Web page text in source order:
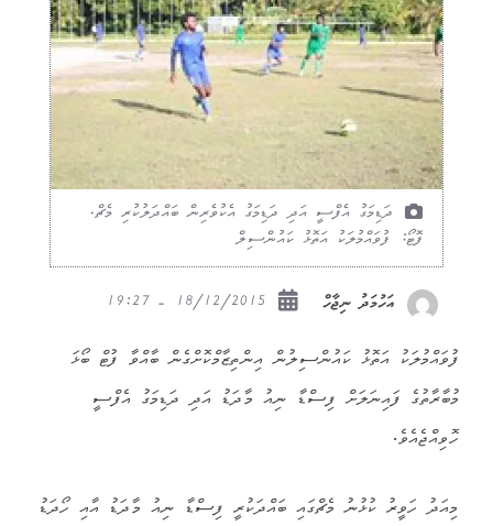
ދަޑިމަގު އެފްސީ އަދި ދަޑިމަގު އެކުވެރިން ބައްދަލުކުރި މެޗް.
ފޮޓޯ: ފުވައްމުލަކު އަތޮޅު ކައުންސިލް
އަހުމަދު ނިޖާހް
ފުވައްމުލަކު އަތޮޅު ކައުންސިލުން އިންތިޒާމްކޮށްގެން ބާއްވާ ފުޓް ބޯޅަ
މުބާރާތުގެ ފައިނަލަށް ފިސްޑާ ނިއު މާދަޑު އަދި ދަޑިމަގު އެފްސީ
ހޮވިއްޖެއެވެ.
މިއަދު ހަވީރު ކުޅުނު މެޗްގައި ބައްދަކުރީ ފިސްޑާ ނިއު މާދަޑު އާއި ހޯދަޑު